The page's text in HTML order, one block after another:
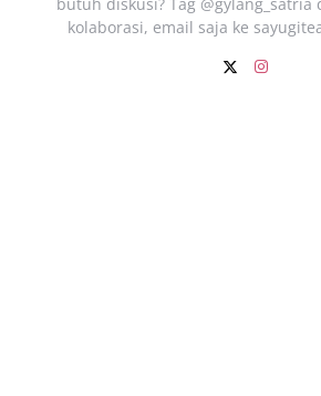
kolaborasi, email saja ke